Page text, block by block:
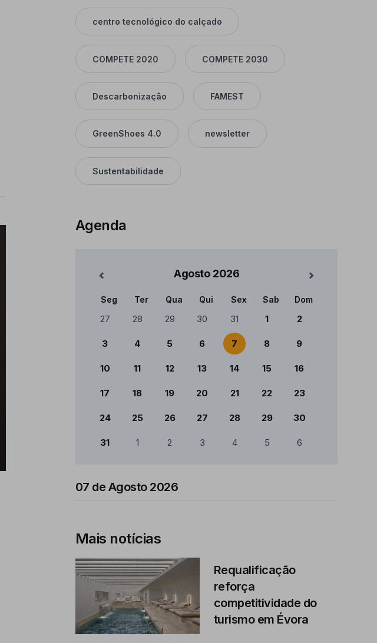
centro tecnológico do calçado
COMPETE 2020 COMPETE 2030
Descarbonização FAMEST
GreenShoes 4.0 newsletter
Sustentabilidade
Agenda
Agosto 2026
Mês Anterior Mês Seguinte
Calendário
Seg Ter Qua Qui Sex Sab Dom
27 28 29 30 31 1 2
3 4 5 6 7 8 9
10 11 12 13 14 15 16
17 18 19 20 21 22 23
24 25 26 27 28 29 30
31 1 2 3 4 5 6
07 de Agosto 2026
Mais notícias
Requalificação
reforça
competitividade do
turismo em Évora